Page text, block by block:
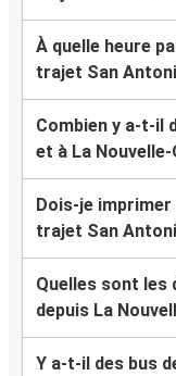
À quelle heure
trajet San
Combien y a-t-il
et à La
Dois-je
trajet San
Quelles sont les
depuis La
Y a-t-il des bus